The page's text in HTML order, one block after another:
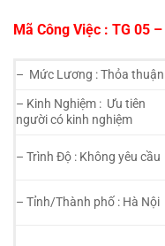
Mã Công Việc : TG 05 –
– Mức Lương : Thỏa thuận
– Kinh Nghiệm : Ưu tiên
người có kinh nghiệm
– Trình Độ : Không yêu cầu
– Tỉnh/Thành phố : Hà Nội